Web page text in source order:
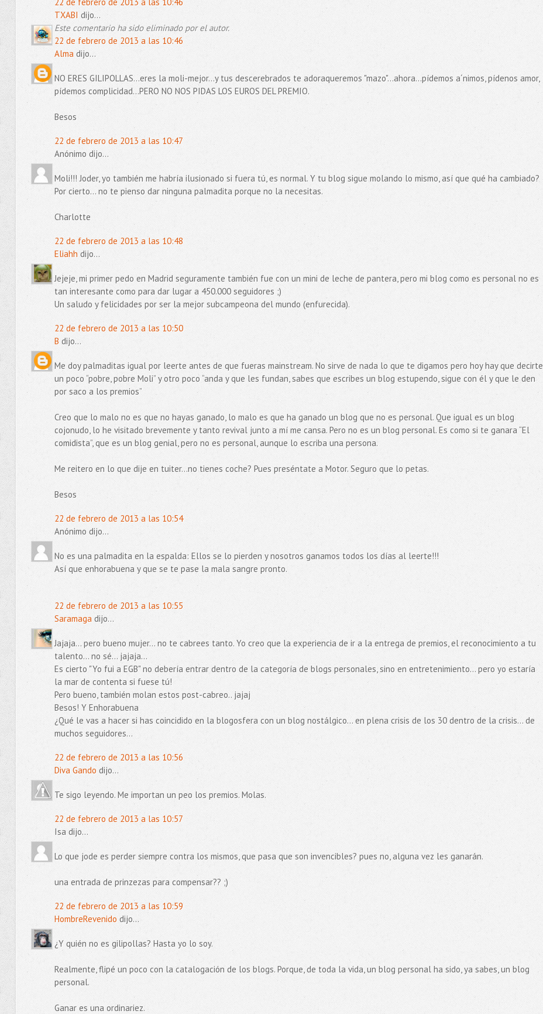
TXABI dijo...
Este comentario ha sido eliminado por el autor.
22 de febrero de 2013 a las 10:46
Almadijo...
NO ERES GILIPOLLAS...eres la moli-mejor...y tus descerebrados te adoraqueremos "mazo"...ahora...pídemos a´nimos, pídenos amor,
pídemos complicidad...PERO NO NOS PIDAS LOS EUROS DEL PREMIO.
Besos
22 de febrero de 2013 a las 10:47
Anónimo dijo...
Moli!!! Joder, yo también me habría ilusionado si fuera tú, es normal. Y tu blog sigue molando lo mismo, así que qué ha cambiado?
Por cierto... no te pienso dar ninguna palmadita porque no la necesitas.
Charlotte
22 de febrero de 2013 a las 10:48
Eliahh dijo...
Jejeje, mi primer pedo en Madrid seguramente también fue con un mini de leche de pantera, pero mi blog como es personal no es
tan interesante como para dar lugar a 450.000 seguidores ;)
Un saludo y felicidades por ser la mejor subcampeona del mundo (enfurecida).
22 de febrero de 2013 a las 10:50
B dijo...
Me doy palmaditas igual por leerte antes de que fueras mainstream. No sirve de nada lo que te digamos pero hoy hay que decirte
un poco “pobre, pobre Moli” y otro poco “anda y que les fundan, sabes que escribes un blog estupendo, sigue con él y que le den
por saco a los premios”
Creo que lo malo no es que no hayas ganado, lo malo es que ha ganado un blog que no es personal. Que igual es un blog
cojonudo, lo he visitado brevemente y tanto revival junto a mí me cansa. Pero no es un blog personal. Es como si te ganara “El
comidista”, que es un blog genial, pero no es personal, aunque lo escriba una persona.
Me reitero en lo que dije en tuiter…no tienes coche? Pues preséntate a Motor. Seguro que lo petas.
Besos
22 de febrero de 2013 a las 10:54
Anónimo dijo...
No es una palmadita en la espalda: Ellos se lo pierden y nosotros ganamos todos los días al leerte!!!
Así que enhorabuena y que se te pase la mala sangre pronto.
22 de febrero de 2013 a las 10:55
Saramagadijo...
Jajaja... pero bueno mujer... no te cabrees tanto. Yo creo que la experiencia de ir a la entrega de premios, el reconocimiento a tu
talento... no sé... jajaja...
Es cierto "Yo fui a EGB" no debería entrar dentro de la categoría de blogs personales, sino en entretenimiento... pero yo estaría
la mar de contenta si fuese tú!
Pero bueno, también molan estos post-cabreo.. jajaj
Besos! Y Enhorabuena
¿Qué le vas a hacer si has coincidido en la blogosfera con un blog nostálgico... en plena crisis de los 30 dentro de la crisis... de
muchos seguidores...
22 de febrero de 2013 a las 10:56
Diva Gando dijo...
Te sigo leyendo. Me importan un peo los premios. Molas.
22 de febrero de 2013 a las 10:57
Isa dijo...
Lo que jode es perder siempre contra los mismos, que pasa que son invencibles? pues no, alguna vez les ganarán.
una entrada de prinzezas para compensar?? ;)
22 de febrero de 2013 a las 10:59
HombreRevenido dijo...
¿Y quién no es gilipollas? Hasta yo lo soy.
Realmente, flipé un poco con la catalogación de los blogs. Porque, de toda la vida, un blog personal ha sido, ya sabes, un blog
personal.
Ganar es una ordinariez.